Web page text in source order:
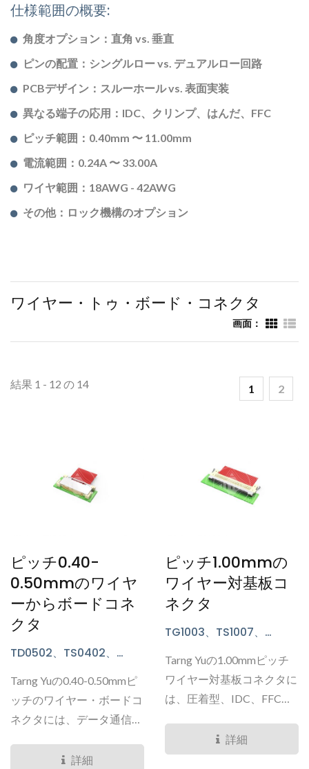
仕様範囲の概要:
角度オプション：直角 vs. 垂直
ピンの配置：シングルロー vs. デュアルロー回路
PCBデザイン：スルーホール vs. 表面実装
異なる端子の応用：IDC、クリンプ、はんだ、FFC
ピッチ範囲：0.40mm 〜 11.00mm
電流範囲：0.24A 〜 33.00A
ワイヤ範囲：18AWG - 42AWG
その他：ロック機構のオプション
ワイヤー・トゥ・ボード・コネクタ
画面：
結果 1 - 12 の 14 1 2
ピッチ0.40-
0.50mmのワイヤ
ーからボードコネ
クタ
TD0502、TS0402、
TU0503、TD0508シリー
ズ
Tarng Yuの0.40-0.50mmピ
ッチのワイヤー・ボードコ
ネクタには、データ通信や
ざまなシリーズがありま
詳細
ピッチ1.00mmの
ワイヤー対基板コ
ネクタ
TG1003、TS1007、
TU1003、TU1006、
TU1007、TU1011、TU1020
シリーズ
Tarng Yuの1.00mmピッチ
ワイヤー対基板コネクタに
は、圧着型、IDC、FFC、
かのシリーズが含まれてお
り、幅広い用途に適してい
詳細